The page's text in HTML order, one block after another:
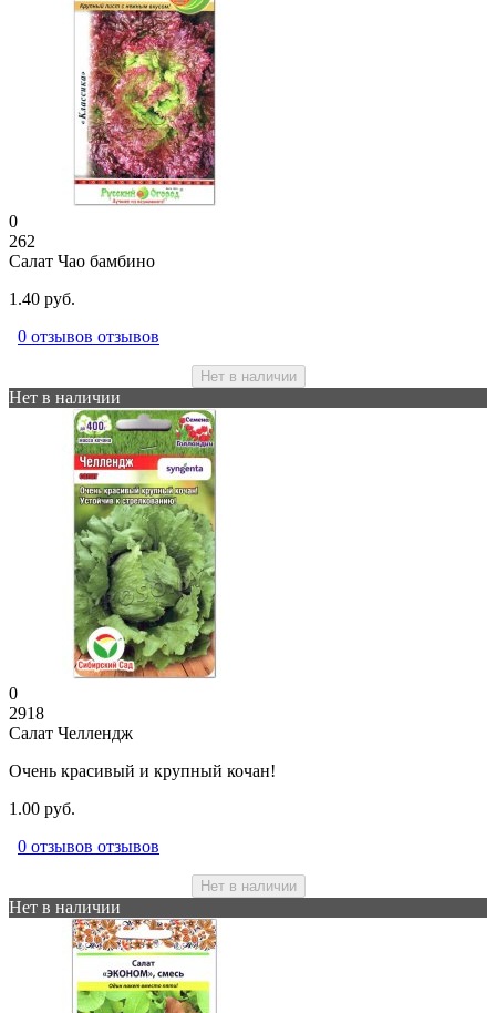
0
262
Салат Чао бамбино
1.40 руб.
0 отзывов отзывов
Нет в наличии
Нет в наличии
0
2918
Салат Челлендж
Очень красивый и крупный кочан!
1.00 руб.
0 отзывов отзывов
Нет в наличии
Нет в наличии